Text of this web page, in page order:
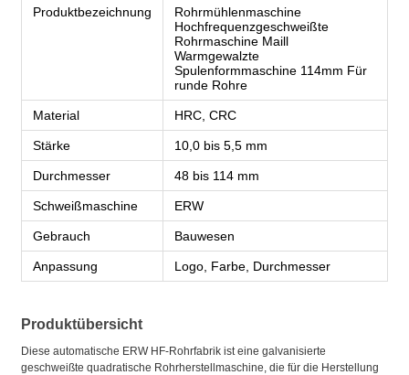
Produktbezeichnung
Rohrmühlenmaschine
Hochfrequenzgeschweißte
Rohrmaschine Maill
Warmgewalzte
Spulenformmaschine 114mm Für
runde Rohre
Material HRC, CRC
Stärke 10,0 bis 5,5 mm
Durchmesser 48 bis 114 mm
Schweißmaschine ERW
Gebrauch Bauwesen
Anpassung Logo, Farbe, Durchmesser
Produktübersicht
Diese automatische ERW HF-Rohrfabrik ist eine galvanisierte
geschweißte quadratische Rohrherstellmaschine, die für die Herstellung